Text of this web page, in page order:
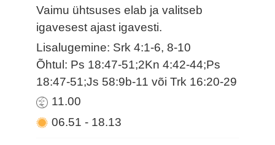
Vaimu ühtsuses elab ja valitseb
igavesest ajast igavesti.
Lisalugemine: Srk 4:1-6, 8-10
Õhtul: Ps 18:47-51;2Kn 4:42-44;Ps
18:47-51;Js 58:9b-11 või Trk 16:20-29
11.00
06.51- 18.13